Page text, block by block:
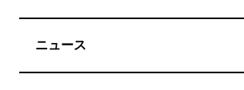
ニュース